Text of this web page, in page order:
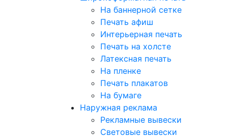
На баннерной сетке
Печать афиш
Интерьерная печать
Печать на холсте
Латексная печать
На пленке
Печать плакатов
На бумаге
Наружная реклама
Рекламные вывески
Световые вывески